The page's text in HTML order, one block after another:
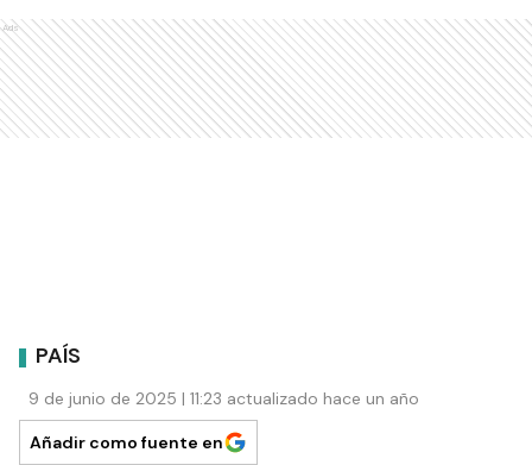
Ads
PAÍS
9 de junio de 2025 | 11:23 actualizado hace un año
Añadir como fuente en